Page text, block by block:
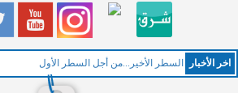
اخر اﻷخبار السطر الأخير...من أجل السطر الأول